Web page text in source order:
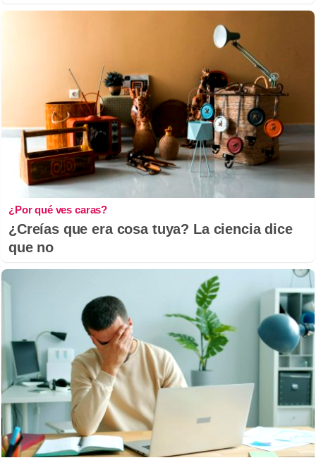
¿Por qué ves caras?
¿Creías que era cosa tuya? La ciencia dice
que no